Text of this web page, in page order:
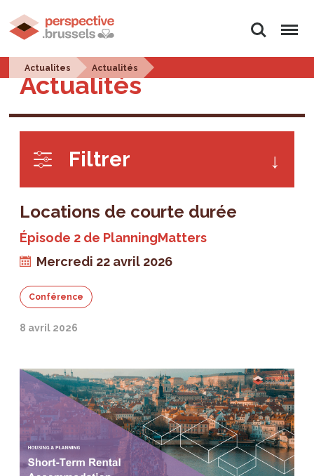
Rechercher
Menu
Actualites Actualités
Actualités
Filtrer
Locations de courte durée
Épisode 2 de PlanningMatters
Mercredi 22 avril 2026
Conférence
8 avril 2026